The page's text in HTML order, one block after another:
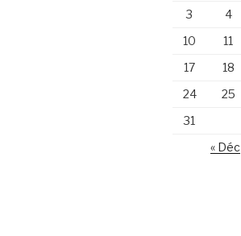
3
4
10
11
17
18
24
25
31
« Déc